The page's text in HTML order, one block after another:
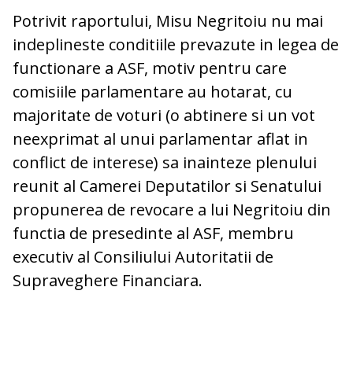
Potrivit raportului, Misu Negritoiu nu mai
indeplineste conditiile prevazute in legea de
functionare a ASF, motiv pentru care
comisiile parlamentare au hotarat, cu
majoritate de voturi (o abtinere si un vot
neexprimat al unui parlamentar aflat in
conflict de interese) sa inainteze plenului
reunit al Camerei Deputatilor si Senatului
propunerea de revocare a lui Negritoiu din
functia de presedinte al ASF, membru
executiv al Consiliului Autoritatii de
Supraveghere Financiara.